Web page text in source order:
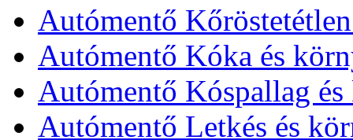
Autómentő
Autómentő Kóka és
Autómentő Kóspallag
Autómentő Letkés és